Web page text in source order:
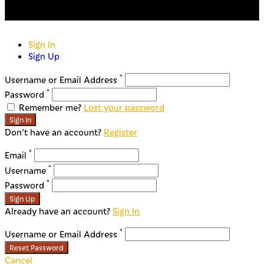
Sign In
Sign Up
Username or Email Address *
Password *
Remember me? Lost your password
Sign In
Don't have an account? Register
Email *
Username *
Password *
Sign Up
Already have an account? Sign In
Username or Email Address *
Reset Password
Cancel